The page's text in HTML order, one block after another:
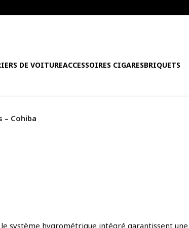
DE VOITUREACCESSOIRES CIGARESBRIQUETS
– Cohiba
système hygrométrique intégré garantissent